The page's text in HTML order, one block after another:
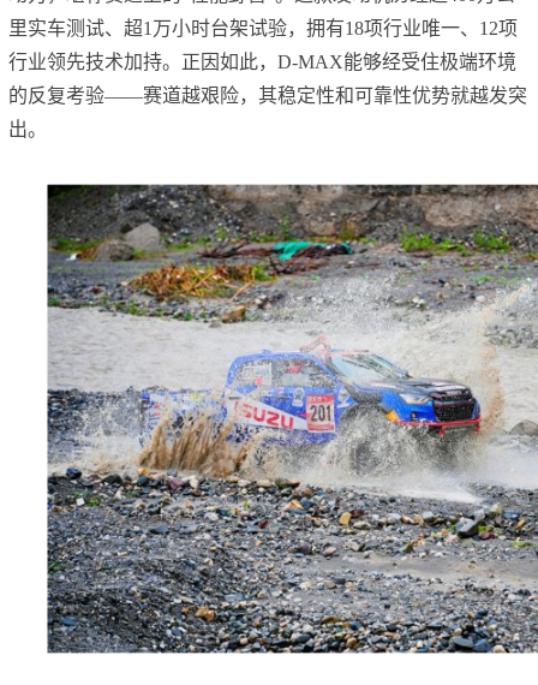
里实车测试、超1万小时台架试验，拥有18项行业唯一、12项
行业领先技术加持。正因如此，D-MAX能够经受住极端环境
的反复考验——赛道越艰险，其稳定性和可靠性优势就越发突
出。